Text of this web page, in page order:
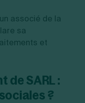
associé de la
sa
et
de SARL :
?